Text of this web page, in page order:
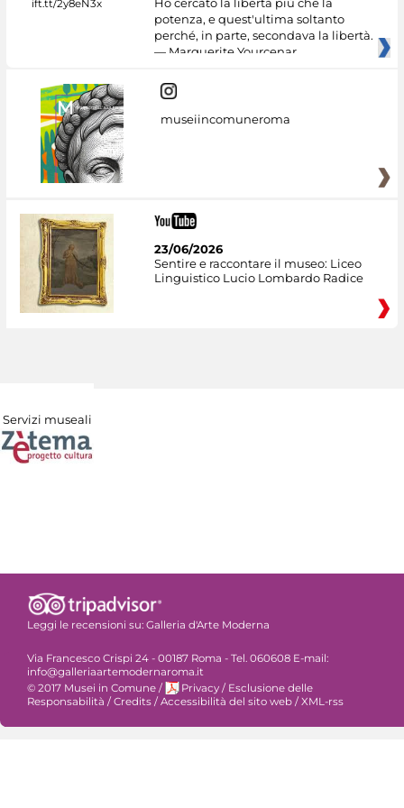
potenza, e quest'ultima soltanto
perché, in parte, secondava la libertà.
— Marguerite Yourcenar
museiincomuneroma
23/06/2026
Sentire e raccontare il museo: Liceo
Linguistico Lucio Lombardo Radice
Servizi museali
Leggi le recensioni su: Galleria d'Arte Moderna
Via Francesco Crispi 24 - 00187 Roma - Tel. 060608 E-mail:
info@galleriaartemodernaroma.it
© 2017 Musei in Comune / Privacy / Esclusione delle
Responsabilità / Credits / Accessibilità del sito web / XML-rss